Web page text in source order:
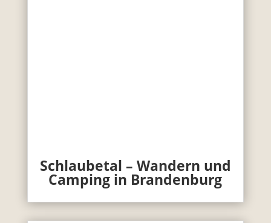
Schlaubetal – Wandern und
Camping in Brandenburg